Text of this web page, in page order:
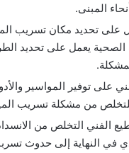
المبنى.
على تحديد مكان تسريب
الصحية يعمل على تحديد
على توفير المواسير
من مشكلة تسريب
الفني التخلص من
في النهاية إلى حدوث